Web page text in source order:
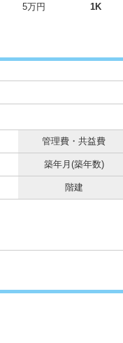
5万円 1K
管理費・共益費
築年月(築年数)
階建